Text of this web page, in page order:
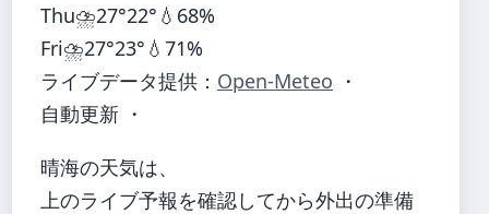
Thu⛈️27°22° 💧68%
Fri⛈️27°23° 💧71%
ライブデータ提供： Open-Meteo ・
自動更新 ・
晴海の天気は、
上のライブ予報を確認してから外出の準備